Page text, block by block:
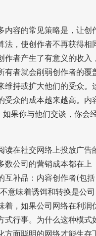
内容的常见策略是，让创
法，使创作者不再获得相
作者产生了有意义的收入
有者就会削弱创作者的覆
维持或扩大他们的受众。
受众的成本越来越高。内
果你与他们交谈，你会
读在社交网络上投放广告
数公司的营销成本都在上
互补品：内容创作者(包括
意味着诱饵和转换是公司
着，如果公司网络在利润
式行事。为什么这种模式
方面聪明的网络才能生存